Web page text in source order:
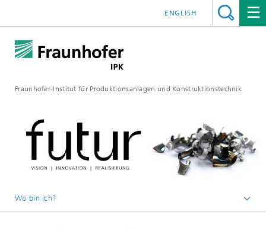
Fraunhofer-Institut für Produktionsanlagen und Konstruktionstechnik
ENGLISH
Wo bin ich?